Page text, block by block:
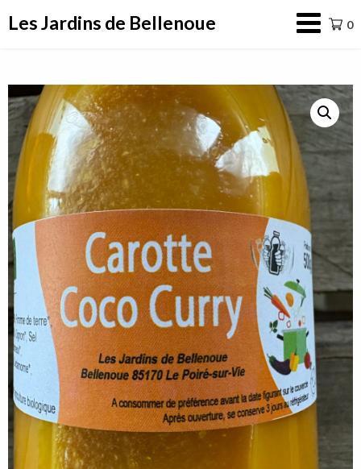
auLes Jardins de Bellenoue 0